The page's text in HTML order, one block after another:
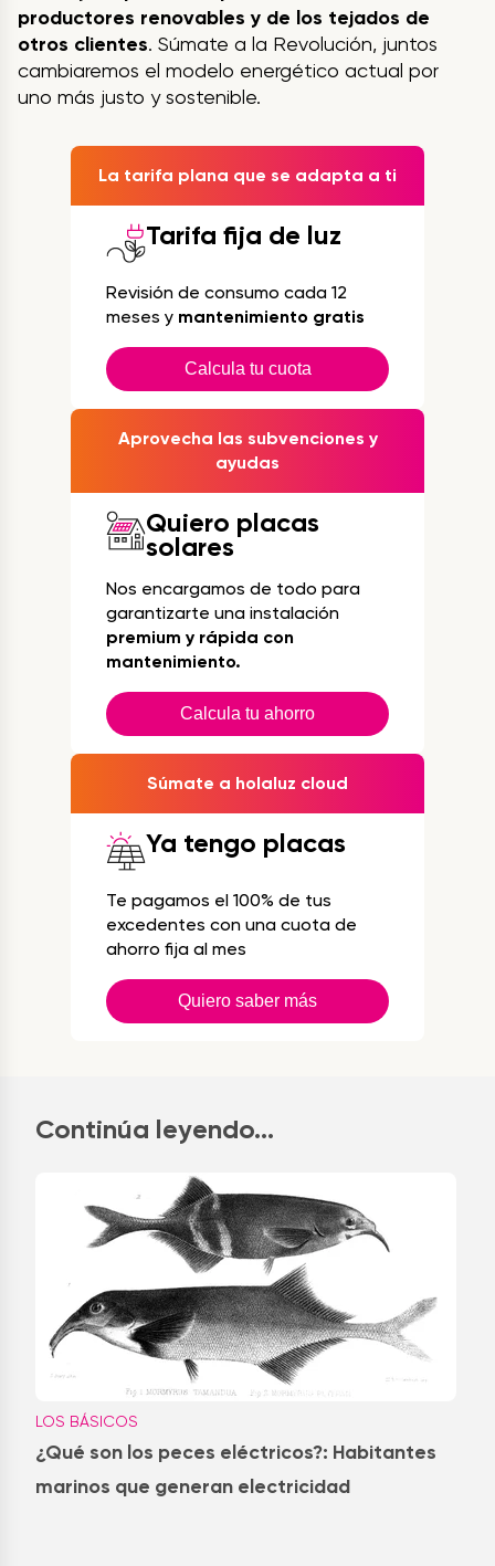
productores renovables y de los tejados de
otros clientes. Súmate a la Revolución, juntos
cambiaremos el modelo energético actual por
uno más justo y sostenible.
La tarifa plana que se adapta a ti
Tarifa fija de luz
Revisión de consumo cada 12
meses y mantenimiento gratis
Calcula tu cuota
Aprovecha las subvenciones y
ayudas
Quiero placas
solares
Nos encargamos de todo para
garantizarte una instalación
premium y rápida con
mantenimiento.
Calcula tu ahorro
Súmate a holaluz cloud
Ya tengo placas
Te pagamos el 100% de tus
excedentes con una cuota de
ahorro fija al mes
Quiero saber más
Continúa leyendo...
LOS BÁSICOS
¿Qué son los peces eléctricos?: Habitantes
marinos que generan electricidad